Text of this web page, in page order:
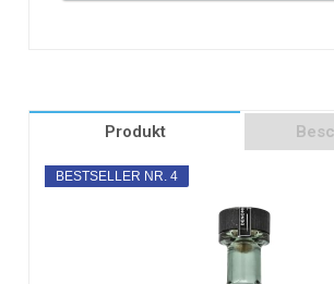
Produkt
BESTSELLER NR. 4